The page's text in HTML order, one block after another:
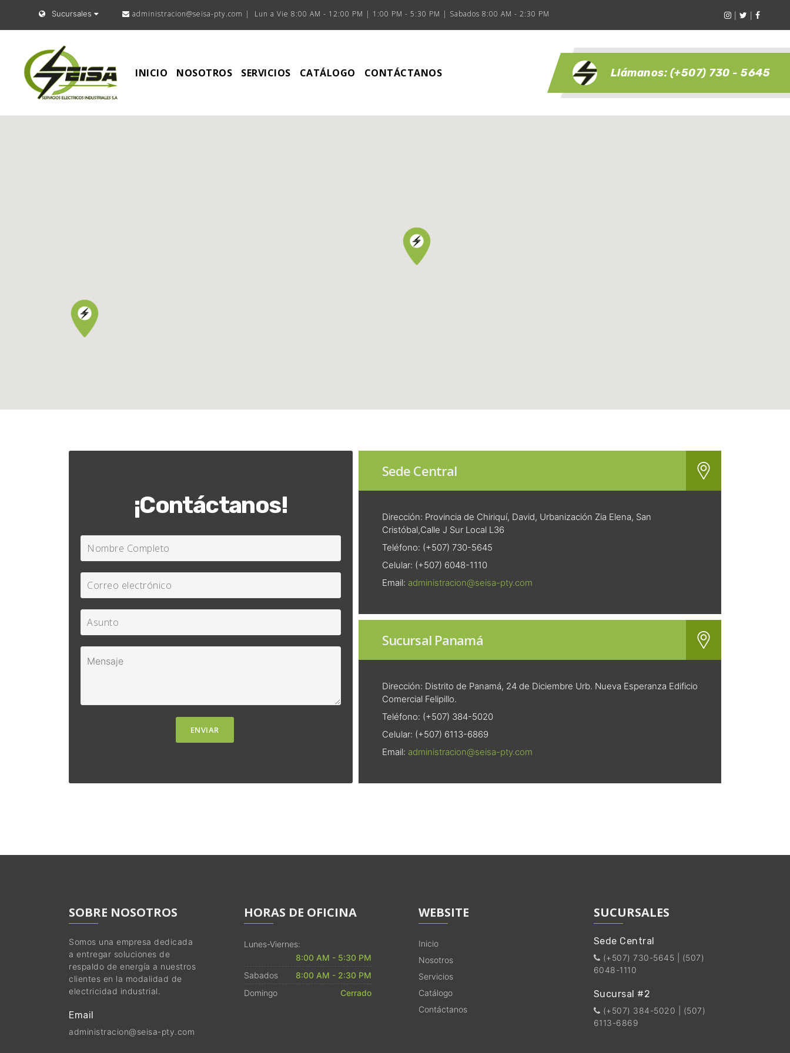
Sucursales administracion@seisa-pty.com | Lun a Vie 8:00 AM - 12:00 PM | 1:00 PM - 5:30 PM | Sabados 8:00 AM - 2:30 PM
INICIO NOSOTROS SERVICIOS CATÁLOGO CONTÁCTANOS Llámanos: (+507) 730 - 5645
¡Contáctanos!
Sede Central
Dirección: Provincia de Chiriquí, David, Urbanización Zia Elena, San
Cristóbal,Calle J Sur Local L36
Teléfono: (+507) 730-5645
Celular: (+507) 6048-1110
Email: administracion@seisa-pty.com
Sucursal Panamá
Dirección: Distrito de Panamá, 24 de Diciembre Urb. Nueva Esperanza Edificio
Comercial Felipillo.
Teléfono: (+507) 384-5020
Celular: (+507) 6113-6869
Email: administracion@seisa-pty.com
SOBRE NOSOTROS
Somos una empresa dedicada
a entregar soluciones de
respaldo de energía a nuestros
clientes en la modalidad de
electricidad industrial.
Email
administracion@seisa-pty.com
HORAS DE OFICINA
Lunes-Viernes:
8:00 AM - 5:30 PM
Sabados
8:00 AM - 2:30 PM
Domingo
Cerrado
WEBSITE
Inicio
Nosotros
Servicios
Catálogo
Contáctanos
SUCURSALES
Sede Central
(+507) 730-5645 | (507)
6048-1110
Sucursal #2
(+507) 384-5020 | (507)
6113-6869